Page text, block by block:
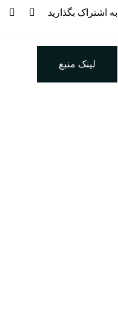
به اشتراک بگذارید
لینک منبع